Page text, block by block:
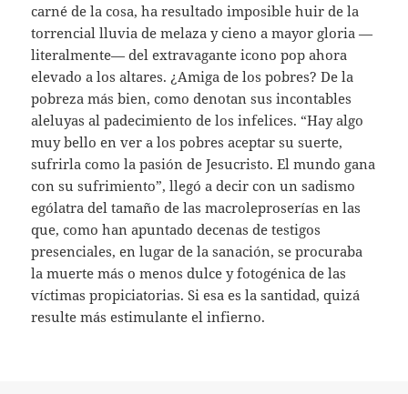
carné de la cosa, ha resultado imposible huir de la
torrencial lluvia de melaza y cieno a mayor gloria —
literalmente— del extravagante icono pop ahora
elevado a los altares. ¿Amiga de los pobres? De la
pobreza más bien, como denotan sus incontables
aleluyas al padecimiento de los infelices. “Hay algo
muy bello en ver a los pobres aceptar su suerte,
sufrirla como la pasión de Jesucristo. El mundo gana
con su sufrimiento”, llegó a decir con un sadismo
ególatra del tamaño de las macroleproserías en las
que, como han apuntado decenas de testigos
presenciales, en lugar de la sanación, se procuraba
la muerte más o menos dulce y fotogénica de las
víctimas propiciatorias. Si esa es la santidad, quizá
resulte más estimulante el infierno.